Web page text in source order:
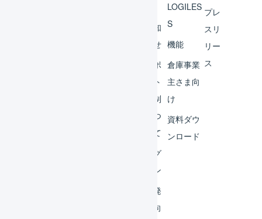
お知
らせ
サポ
ート
体制
につ
いて
ログ
イン
開発
者向
LOGILES
S
機能
倉庫事業
主さま向
け
資料ダウ
ンロード
プレ
スリ
リー
ス